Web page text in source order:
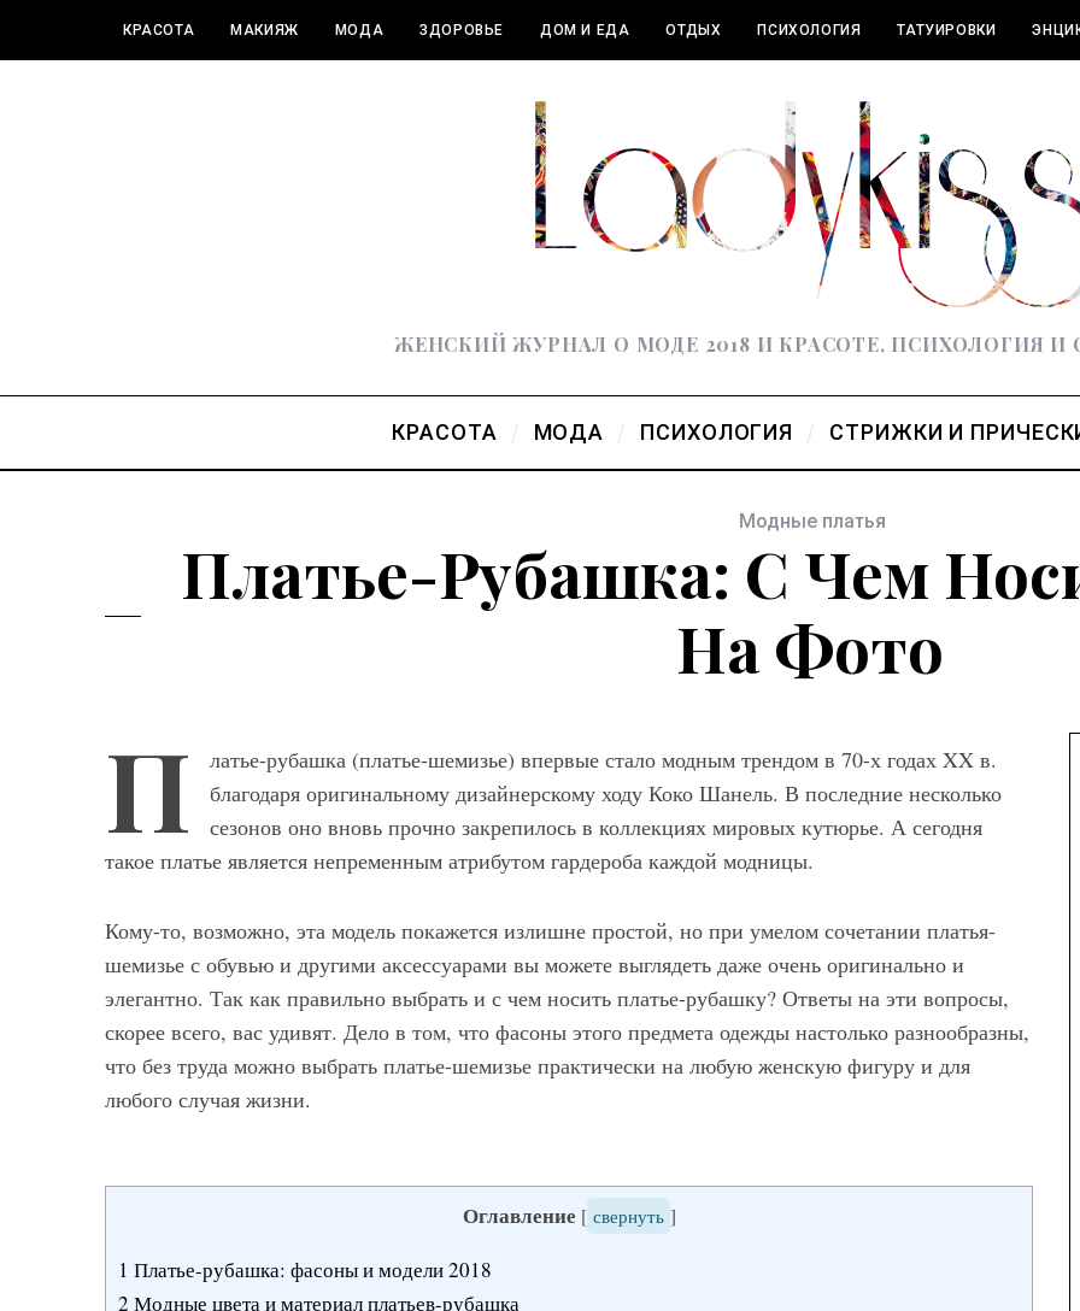
КРАСОТА МАКИЯЖ МОДА ЗДОРОВЬЕ ДОМ И ЕДА ОТДЫХ ПСИХОЛОГИЯ ТАТУИРОВКИ
ЖЕНСКИЙ ЖУРНАЛ О МОДЕ 2018 И КРАСОТЕ, ПСИХОЛОГИЯ
КРАСОТА МОДА ПСИХОЛОГИЯ СТРИЖКИ И
Модные платья
Платье-Рубашка: С Чем
На Фото
П
латье-рубашка (платье-шемизье) впервые стало модным трендом в 70-х годах XX в.
благодаря оригинальному дизайнерскому ходу Коко Шанель. В последние несколько
сезонов оно вновь прочно закрепилось в коллекциях мировых кутюрье. А сегодня
такое платье является непременным атрибутом гардероба каждой модницы.
Кому-то, возможно, эта модель покажется излишне простой, но при умелом сочетании платья-
шемизье с обувью и другими аксессуарами вы можете выглядеть даже очень оригинально и
элегантно. Так как правильно выбрать и с чем носить платье-рубашку? Ответы на эти вопросы,
скорее всего, вас удивят. Дело в том, что фасоны этого предмета одежды настолько разнообразны,
что без труда можно выбрать платье-шемизье практически на любую женскую фигуру и для
любого случая жизни.
Оглавление [ свернуть ]
1 Платье-рубашка: фасоны и модели 2018
2 Модные цвета и материал платьев-рубашка
Мода
Модные фасоны женских
брюк серого цвета – как
выбрать и с чем сочетать